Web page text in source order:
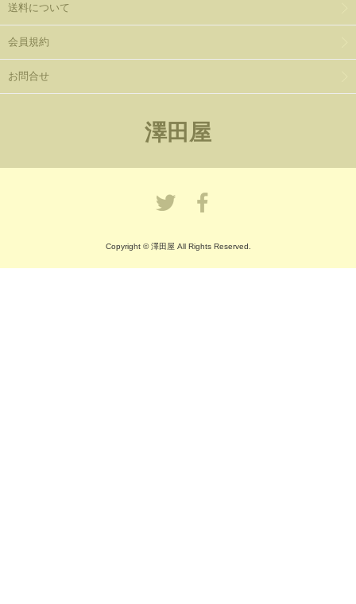
送料について
会員規約
お問合せ
澤田屋
Copyright © 澤田屋 All Rights Reserved.